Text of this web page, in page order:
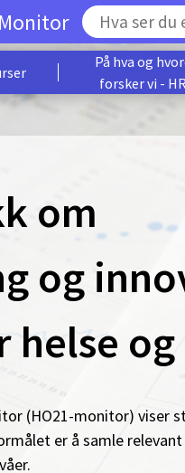
På hva og
forsker vi -
om
og
helse
(HO21-monitor) viser
er å samle